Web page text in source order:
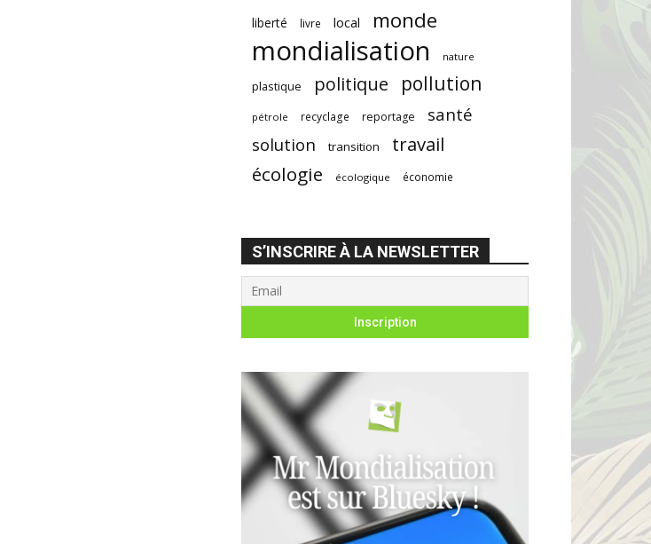
liberté livre local monde
mondialisation nature
plastique politique pollution
pétrole recyclage reportage
santé
solution
transition
travail
écologie
écologique économie
S’INSCRIRE À LA NEWSLETTER